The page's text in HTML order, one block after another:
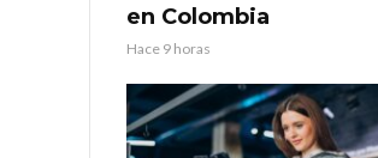
en Colombia
Hace 9 horas